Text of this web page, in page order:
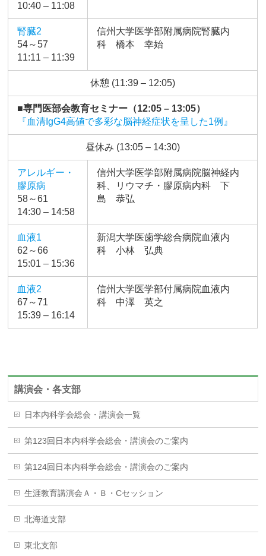
10:40 – 11:08
腎臓2
54～57
11:11 – 11:39
信州大学医学部附属病院腎臓内
科 橋本 幸始
休憩 (11:39 – 12:05)
■専門医部会教育セミナー（12:05 – 13:05）
『血清IgG4高値で多彩な脳神経症状を呈した1例』
昼休み (13:05 – 14:30)
アレルギー・
膠原病
58～61
14:30 – 14:58
信州大学医学部附属病院脳神経内
科、リウマチ・膠原病内科 下
島 恭弘
血液1
62～66
15:01 – 15:36
新潟大学医歯学総合病院血液内
科 小林 弘典
血液2
67～71
15:39 – 16:14
信州大学医学部付属病院血液内
科 中澤 英之
講演会・各支部
日本内科学会総会・講演会一覧
第123回日本内科学会総会・講演会のご案内
第124回日本内科学会総会・講演会のご案内
生涯教育講演会Ａ・Ｂ・Cセッション
北海道支部
東北支部